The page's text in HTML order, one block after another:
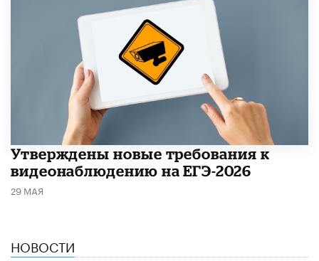
Утверждены новые требования к
видеонаблюдению на ЕГЭ-2026
29 МАЯ
НОВОСТИ